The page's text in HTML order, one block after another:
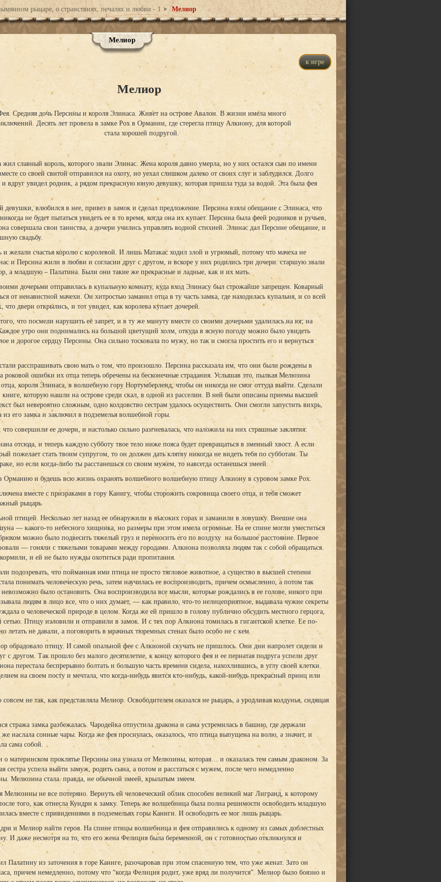
рыцаре, о странствиях, печалях и любви - 1 Мелиор
Мелиор
к игре
Мелиор
Средняя дочь Персины и короля Элинаса. Живет на острове Авалон. В жизни имела много
Десять лет провела в замке Рох в Ормании, где стерегла птицу Алкиону, для которой
стала хорошей подругой.
жил славный король, которого звали Элинас. Жена короля давно умерла, но у них остался сын по имени
со своей свитой отправился на охоту, но уехал слишком далеко от своих слуг и заблудился. Долго
и вдруг увидел родник, а рядом прекрасную юную девушку, которая пришла туда за водой. Эта была фея
девушки, влюбился в нее, привез в замок и сделал предложение. Персина взяла обещание с Элинаса, что
не будет пытаться увидеть ее в то время, когда она их купает. Персина была феей родников и ручьев,
совершала свои таинства, а дочери учились управлять водной стихией. Элинас дал Персине обещание, и
свадьбу.
и желали счастья королю с королевой. И лишь Матакас ходил злой и угрюмый, потому что мачеха не
и Персина жили в любви и согласии друг с другом, и вскоре у них родились три дочери: старшую звали
а младшую – Палатина. Были они такие же прекрасные и ладные, как и их мать.
дочерьми отправилась в купальную комнату, куда вход Элинасу был строжайше запрещен. Коварный
от ненавистной мачехи. Он хитростью заманил отца в ту часть замка, где находилась купальня, и со всей
что двери открылись, и тот увидел, как королева купает дочерей.
что посмели нарушить её запрет, и в ту же минуту вместе со своими дочерьми удалилась на юг, на
утро они поднимались на большой цветущий холм, откуда в ясную погоду можно было увидеть
и дорогое сердцу Персины. Она сильно тосковала по мужу, но так и смогла простить его и вернуться
расспрашивать свою мать о том, что произошло. Персина рассказала им, что они были рождены в
роковой ошибки их отца теперь обречены на бесконечные страдания. Услышав это, пылкая Мелюзина
отца, короля Элинаса, в волшебную гору Нортумберленд, чтобы он никогда не смог оттуда выйти. Сделали
книге, которую нашли на острове среди скал, в одной из расселин. В ней были описаны приемы высшей
был невероятно сложным, одно колдовство сестрам удалось осуществить. Они смогли запустить вихрь,
из его замка и заключил в подземелья волшебной горы.
совершили ее дочери, и настолько сильно разгневалась, что наложила на них страшные заклятия:
отсюда, и теперь каждую субботу твое тело ниже пояса будет превращаться в змеиный хвост. А если
пожелает стать твоим супругом, то он должен дать клятву никогда не видеть тебя по субботам. Ты
но если когда-либо ты расстанешься со своим мужем, то навсегда останешься змеей.
и будешь всю жизнь охранять волшебного волшебную птицу Алкиону в суровом замке Рох.
вместе с призраками в гору Канигу, чтобы сторожить сокровища своего отца, и тебя сможет
рыцарь.
птицей. Несколько лет назад ее обнаружили в высоких горах и заманили в ловушку. Внешне она
— какого-то небесного хищника, но размеры при этом имела огромные. На ее спине могли уместиться
можно было подвесить тяжелый груз и переносить его по воздуху на большое расстояние. Первое
— гоняли с тяжелыми товарами между городами. Алкиона позволяла людям так с собой обращаться.
и ей не было нужды охотиться ради пропитания.
подозревать, что пойманная ими птица не просто тягловое животное, а существо в высшей степени
понимать человеческую речь, затем научилась ее воспроизводить, причем осмысленно, а потом так
невозможно было остановить. Она воспроизводила все мысли, которые рождались в ее голове, никого при
людям в лицо все, что о них думает, — как правило, что-то нелицеприятное, выдавала чужие секреты
о человеческой природе в целом. Когда же ей пришло в голову публично обсудить местного герцога,
сетью. Птицу изловили и отправили в замок. И с тех пор Алкиона томилась в гигантской клетке. Ее по-
летать не давали, а поговорить в мрачных тюремных стенах было особо не с кем.
обрадовало птицу. И самой опальной фее с Алкионой скучать не пришлось. Они дни напролет сидели и
с другом. Так прошло без малого десятилетие, к концу которого фея и ее пернатая подруга успели друг
перестала беспрерывно болтать и большую часть времени сидела, нахохлившись, в углу своей клетки.
на своем посту и мечтала, что когда-нибудь явится кто-нибудь, какой-нибудь прекрасный принц или
не так, как представляла Мелиор. Освободителем оказался не рыцарь, а уродливая колдунья, сидящая
стража замка разбежалась. Чародейка отпустила дракона и сама устремилась в башню, где держали
наслала сонные чары. Когда же фея проснулась, оказалось, что птица выпущена на волю, а значит, и
сама собой.
материнском проклятье Персины она узнала от Мелюзины, которая… и оказалась тем самым драконом. За
сестра успела выйти замуж, родить сына, а потом и расстаться с мужем, после чего немедленно
Мелюзина стала. правда, не обычной змеей, крылатым змеем.
Мелюзины не все потеряно. Вернуть ей человеческий облик способен великий маг Лигранд, к которому
того, как отнесла Кундри к замку. Теперь же волшебница была полна решимости освободить младшую
вместе с привидениями в подземельях горы Каниги. И освободить ее мог лишь рыцарь.
и Мелиор найти героя. На спине птицы волшебница и фея отправились к одному из самых доблестных
И даже несмотря на то, что его жена Фелиция была беременной, он с готовностью откликнулся и
Палатину из заточения в горе Каниге, разочаровав при этом спасенную тем, что уже женат. Зато он
причем немедленно, потому что “когда Фелиция родит, уже вряд ли получится”. Мелиор было боязно и